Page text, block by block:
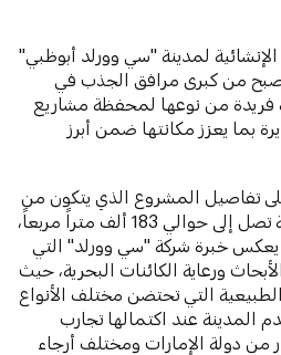
لمدينة "سي وورلد أبوظبي"
نهاية العام 2022، لتصبح من كبرى مرافق الجذب في
فريدة من نوعها لمحفظة مشاريع
بما يعزز مكانتها ضمن أبرز
تفاصيل المشروع الذي يتكون من
عدة طوابق بمساحة إجمالية تصل إلى حوالي 183 ألف متراً مربعاً،
يعكس خبرة شركة "سي وورلد" التي
الأبحاث ورعاية الكائنات البحرية، حيث
التي تحتضن مختلف الأنواع
المدينة عند اكتمالها تجارب
من دولة الإمارات ومختلف أرجاء